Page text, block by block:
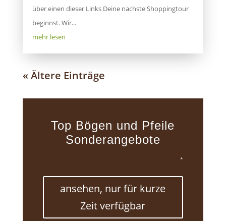
über einen dieser Links Deine nächste Shoppingtour
beginnst. Wir...
mehr lesen
« Ältere Einträge
Top Bögen und Pfeile
Sonderangebote
*
ansehen, nur für kurze
Zeit verfügbar